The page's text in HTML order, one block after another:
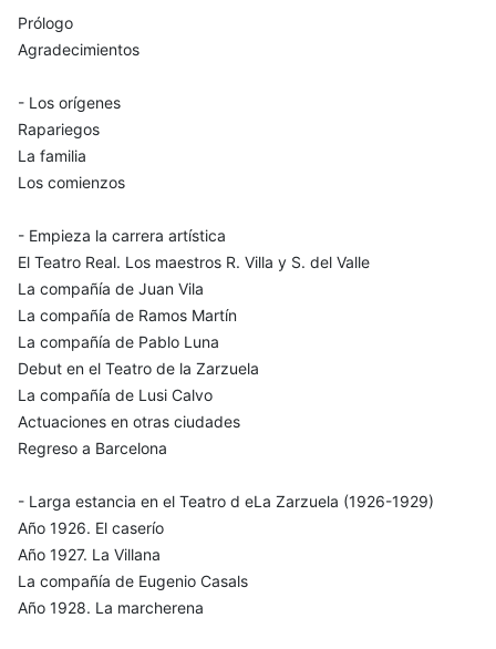
Prólogo
Agradecimientos
- Los orígenes
Rapariegos
La familia
Los comienzos
- Empieza la carrera artística
El Teatro Real. Los maestros R. Villa y S. del Valle
La compañía de Juan Vila
La compañía de Ramos Martín
La compañía de Pablo Luna
Debut en el Teatro de la Zarzuela
La compañía de Lusi Calvo
Actuaciones en otras ciudades
Regreso a Barcelona
- Larga estancia en el Teatro d eLa Zarzuela (1926-1929)
Año 1926. El caserío
Año 1927. La Villana
La compañía de Eugenio Casals
Año 1928. La marcherena